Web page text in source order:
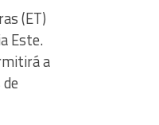
(ET)
Este.
a